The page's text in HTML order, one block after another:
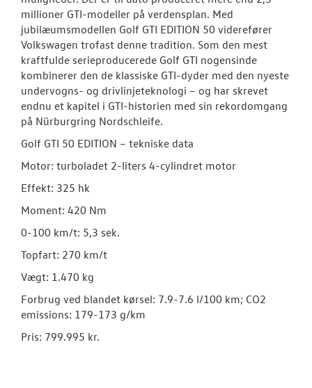
millioner GTI-modeller på verdensplan. Med
jubilæumsmodellen Golf GTI EDITION 50 viderefører
Volkswagen trofast denne tradition. Som den mest
kraftfulde serieproducerede Golf GTI nogensinde
kombinerer den de klassiske GTI-dyder med den nyeste
undervogns- og drivlinjeteknologi – og har skrevet
endnu et kapitel i GTI-historien med sin rekordomgang
på Nürburgring Nordschleife.
Golf GTI 50 EDITION – tekniske data
Motor: turboladet 2-liters 4-cylindret motor
Effekt: 325 hk
Moment: 420 Nm
0-100 km/t: 5,3 sek.
Topfart: 270 km/t
Vægt: 1.470 kg
Forbrug ved blandet kørsel: 7.9-7.6 l/100 km; CO2
emissions: 179-173 g/km
Pris: 799.995 kr.